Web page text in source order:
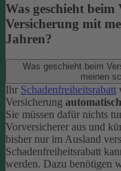
Was geschieht beim
Versicherung mit
Jahren?
Was geschieht beim
meinen
Ihr Schadenfreiheitsrabatt
Versicherung
Sie müssen dafür nichts
Vorversicherer aus und
bisher nur im Ausland
Schadenfreiheitsrabatt
werden. Dazu benötigen